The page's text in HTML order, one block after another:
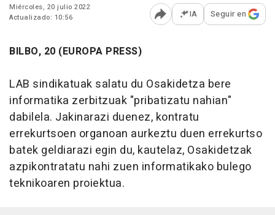
Miércoles, 20 julio 2022
Actualizado: 10:56
Abrir opciones para
IA Seguir en
BILBO, 20 (EUROPA PRESS)
LAB sindikatuak salatu du Osakidetza bere
informatika zerbitzuak "pribatizatu nahian"
dabilela. Jakinarazi duenez, kontratu
errekurtsoen organoan aurkeztu duen errekurtso
batek geldiarazi egin du, kautelaz, Osakidetzak
azpikontratatu nahi zuen informatikako bulego
teknikoaren proiektua.